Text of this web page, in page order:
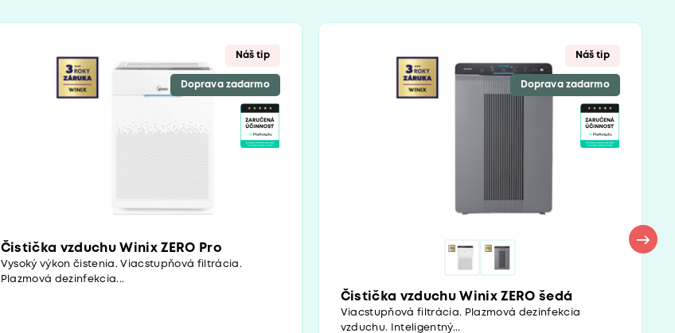
Náš tip
Doprava zadarmo
Čistička vzduchu Winix ZERO Pro
Vysoký výkon čistenia. Viacstupňová filtrácia.
Plazmová dezinfekcia...
Náš tip
Doprava zadarmo
Čistička vzduchu Winix ZERO šedá
Viacstupňová filtrácia. Plazmová dezinfekcia
vzduchu. Inteligentný...